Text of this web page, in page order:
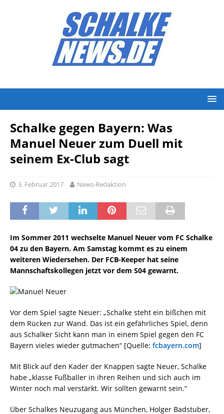
Schalke gegen Bayern: Was
Manuel Neuer zum Duell mit
seinem Ex-Club sagt
3. Februar 2017 News-Redaktion
Im Sommer 2011 wechselte Manuel Neuer vom FC Schalke
04 zu den Bayern. Am Samstag kommt es zu einem
weiteren Wiedersehen. Der FCB-Keeper hat seine
Mannschaftskollegen jetzt vor dem S04 gewarnt.
Vor dem Spiel sagte Neuer: „Schalke steht ein bißchen mit
dem Rücken zur Wand. Das ist ein gefährliches Spiel, denn
aus Schalker Sicht kann man in einem Spiel gegen den FC
Bayern vieles wieder gutmachen“ [Quelle: fcbayern.com]
Mit Blick auf den Kader der Knappen sagte Neuer, Schalke
habe „klasse Fußballer in ihren Reihen und sich auch im
Winter noch mal verstärkt. Wir sollten gewarnt sein.“
Über Schalkes Neuzugang aus München, Holger Badstuber,